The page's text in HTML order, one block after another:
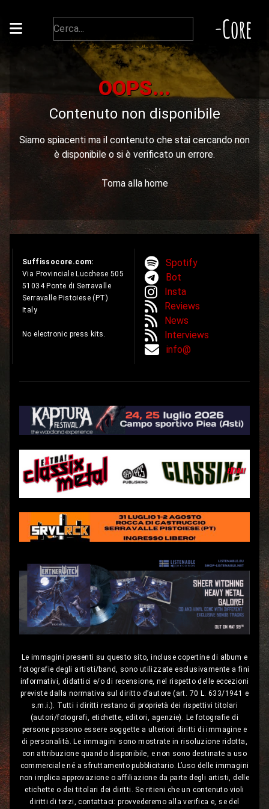
-Core
OOPS...
Contenuto non disponibile
Siamo spiacenti ma il contenuto che stai cercando non
è disponibile o si è verificato un errore.
Torna alla home
Suffissocore.com:
Via Provinciale Lucchese 505
51034 Ponte di Serravalle
Serravalle Pistoiese (PT)
Italy
No electronic press kits.
Spotify
Bot
Insta
Reviews
News
Interviews
info@
Le immagini presenti su questo sito, incluse copertine di album e
fotografie degli artisti/band, sono utilizzate esclusivamente a fini
informativi, didattici e/o di recensione, nel rispetto delle eccezioni
previste dalla normativa sul diritto d’autore (art. 70 L. 633/1941 e
s.m.i.). Tutti i diritti restano di proprietà dei rispettivi titolari
(autori/fotografi, etichette, editori, agenzie). Le fotografie di
persone possono essere soggette a ulteriori diritti di immagine e
di personalità. Le immagini sono mostrate in risoluzione ridotta,
con attribuzione quando disponibile, e non sono destinate a uso
commerciale né a sfruttamento pubblicitario. L’uso delle immagini
non implica approvazione o affiliazione da parte degli artisti, delle
etichette o dei titolari dei diritti. Se ritieni che un contenuto violi
diritti di terzi, contattaci: provvederemo alla verifica e, se del